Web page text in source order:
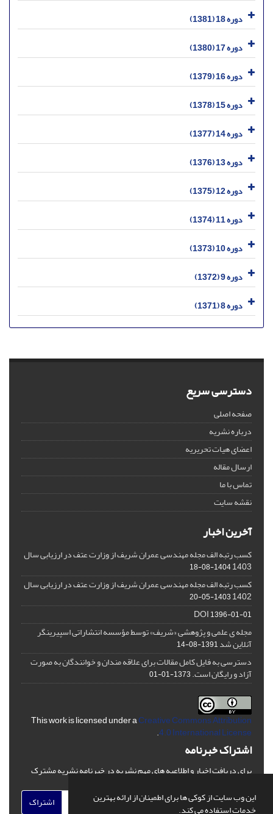
این وب سایت از کوکی ها برای اطمینان از ارائه بهترین
خدمات استفاده می کند.
دوره 18 (1381)
دوره 17 (1380)
دوره 16 (1379)
دوره 15 (1378)
دوره 14 (1377)
دوره 13 (1376)
دوره 12 (1375)
دوره 11 (1374)
دوره 10 (1373)
دوره 9 (1372)
دوره 8 (1371)
دسترسی سریع
صفحه اصلی
درباره نشریه
اعضای هیات تحریریه
ارسال مقاله
تماس با ما
نقشه سایت
آخرین اخبار
کسب رتبه الف مجله مهندسی عمران شریف از وزارت عتف در ارزیابی سال
1403
1404-08-18
کسب رتبه الف مجله مهندسی عمران شریف از وزارت عتف در ارزیابی سال
1402
1403-05-20
DOI1396-01-01
مجله ی علمی و پژوهشی «شریف» توسط مؤسسه انتشاراتی اسپیرینگر
آنلاین شد1391-08-14
دسترسی به فایل کامل مقالات برای علاقه مندان و خوانندگان به صورت
آزاد و رایگان است.1373-01-01
This work is licensed under aCreative Commons Attribution
4.0 International License
.
اشتراک خبرنامه
برای دریافت اخبار و اطلاعیه های مهم نشریه در خبرنامه نشریه مشترک
اشتراک